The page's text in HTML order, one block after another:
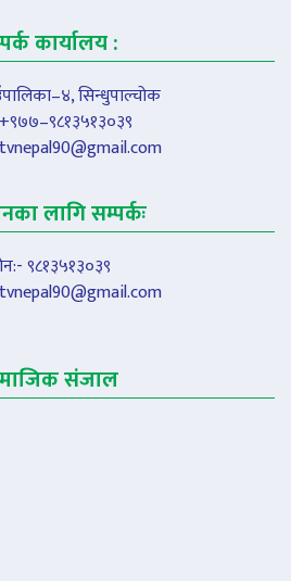
कार्यालय :
सिन्धुपाल्चोक
लागि सम्पर्कः
९८१३५१३०३९
संजाल